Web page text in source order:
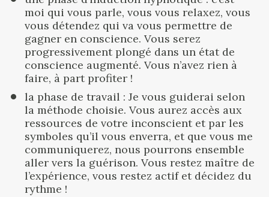
moi qui vous parle, vous vous relaxez, vous
vous détendez qui va vous permettre de
gagner en conscience. Vous serez
progressivement plongé dans un état de
conscience augmenté. Vous n’avez rien à
faire, à part profiter !
la phase de travail : Je vous guiderai selon
la méthode choisie. Vous aurez accès aux
ressources de votre inconscient et par les
symboles qu’il vous enverra, et que vous me
communiquerez, nous pourrons ensemble
aller vers la guérison. Vous restez maître de
l’expérience, vous restez actif et décidez du
rythme !